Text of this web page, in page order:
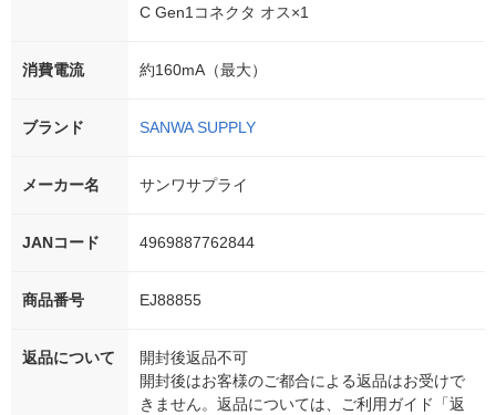
C Gen1コネクタ オス×1
消費電流 約160mA（最大）
ブランド SANWA SUPPLY
メーカー名 サンワサプライ
JANコード 4969887762844
商品番号 EJ88855
返品について
開封後返品不可
開封後はお客様のご都合による返品はお受けで
きません。返品については、ご利用ガイド「返